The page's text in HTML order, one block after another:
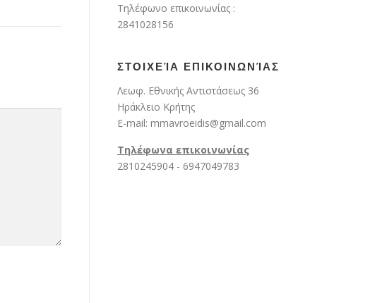
Τηλέφωνο επικοινωνίας :
2841028156
ΣΤΟΙΧΕΊΑ ΕΠΙΚΟΙΝΩΝΊΑΣ
Λεωφ. Εθνικής Αντιστάσεως 36
Ηράκλειο Κρήτης
E-mail: mmavroeidis@gmail.com
Τηλέφωνα επικοινωνίας
2810245904 - 6947049783